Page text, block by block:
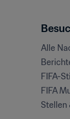
Alle
FIFA-
FIFA
Stellen